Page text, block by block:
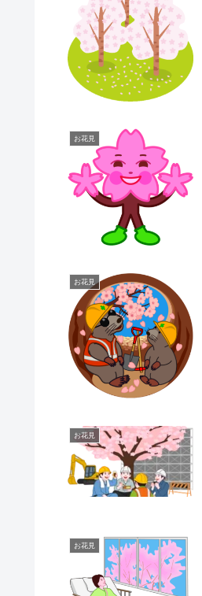
お花見
お花見
お花見
お花見